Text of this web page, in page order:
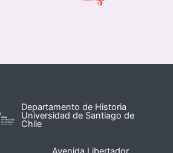
Departamento de Historia
Universidad de Santiago de
Chile